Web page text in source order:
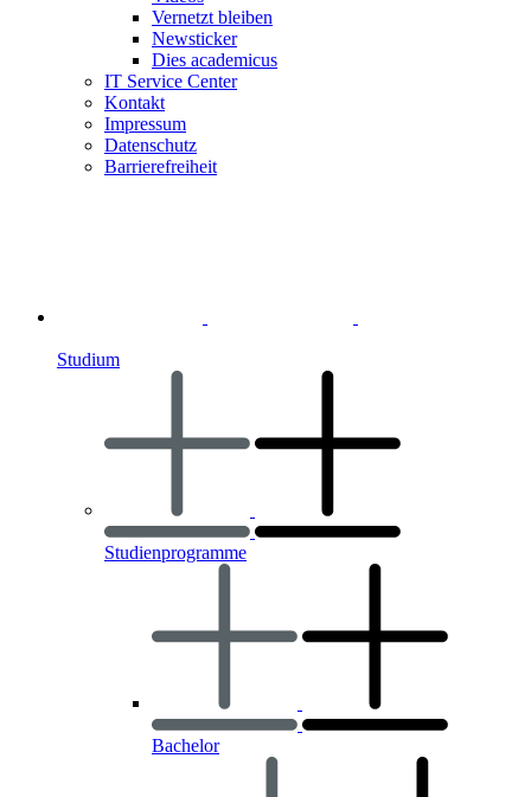
Vernetzt bleiben
Newsticker
Dies academicus
IT Service Center
Kontakt
Impressum
Datenschutz
Barrierefreiheit
Studium
Studienprogramme
Bachelor